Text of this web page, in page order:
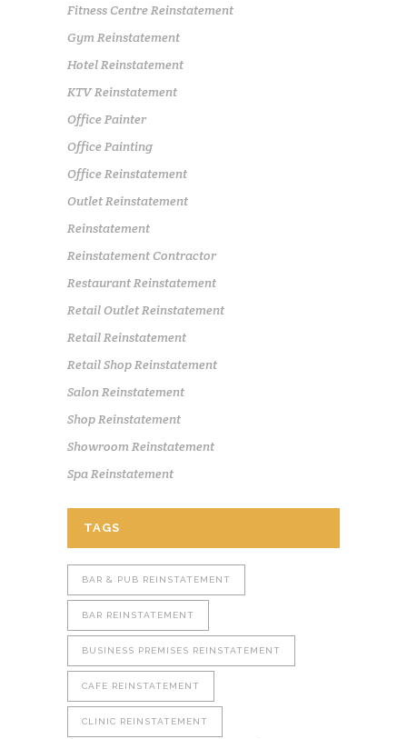
Fitness Centre Reinstatement
Gym Reinstatement
Hotel Reinstatement
KTV Reinstatement
Office Painter
Office Painting
Office Reinstatement
Outlet Reinstatement
Reinstatement
Reinstatement Contractor
Restaurant Reinstatement
Retail Outlet Reinstatement
Retail Reinstatement
Retail Shop Reinstatement
Salon Reinstatement
Shop Reinstatement
Showroom Reinstatement
Spa Reinstatement
TAGS
BAR & PUB REINSTATEMENT
BAR REINSTATEMENT
BUSINESS PREMISES REINSTATEMENT
CAFE REINSTATEMENT
CLINIC REINSTATEMENT